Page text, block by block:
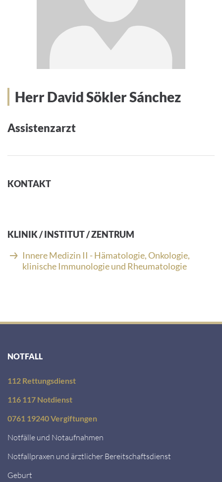
Herr David Sökler Sánchez
Assistenzarzt
KONTAKT
KLINIK / INSTITUT / ZENTRUM
Innere Medizin II - Hämatologie, Onkologie,
klinische Immunologie und Rheumatologie
NOTFALL
112 Rettungsdienst
116 117 Notdienst
0761 19240 Vergiftungen
Notfälle und Notaufnahmen
Notfallpraxen und ärztlicher Bereitschaftsdienst
Geburt